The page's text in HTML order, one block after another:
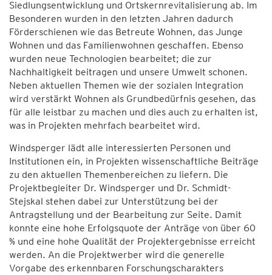
Siedlungsentwicklung und Ortskernrevitalisierung ab. Im
Besonderen wurden in den letzten Jahren dadurch
Förderschienen wie das Betreute Wohnen, das Junge
Wohnen und das Familienwohnen geschaffen. Ebenso
wurden neue Technologien bearbeitet; die zur
Nachhaltigkeit beitragen und unsere Umwelt schonen.
Neben aktuellen Themen wie der sozialen Integration
wird verstärkt Wohnen als Grundbedürfnis gesehen, das
für alle leistbar zu machen und dies auch zu erhalten ist,
was in Projekten mehrfach bearbeitet wird.
Windsperger lädt alle interessierten Personen und
Institutionen ein, in Projekten wissenschaftliche Beiträge
zu den aktuellen Themenbereichen zu liefern. Die
Projektbegleiter Dr. Windsperger und Dr. Schmidt-
Stejskal stehen dabei zur Unterstützung bei der
Antragstellung und der Bearbeitung zur Seite. Damit
konnte eine hohe Erfolgsquote der Anträge von über 60
% und eine hohe Qualität der Projektergebnisse erreicht
werden. An die Projektwerber wird die generelle
Vorgabe des erkennbaren Forschungscharakters